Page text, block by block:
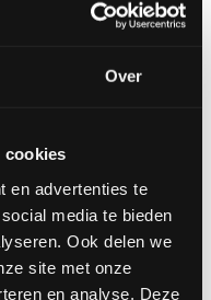
Over
cookies
en advertenties te
media te bieden
Ook delen we
site met onze
en analyse. Deze
design uit. De
decoratie, boeken en
terwijl je tegelijkertijd
binnen diverse
langs in onze showroom
het maatwerk is deze
kleuren, opstellingen